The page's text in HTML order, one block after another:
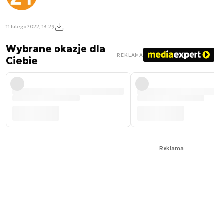
11 lutego 2022, 13:29
Wybrane okazje dla
Ciebie
REKLAMA
Reklama